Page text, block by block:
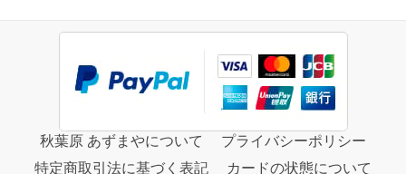
秋葉原 あずまやについて
プライバシーポリシー
特定商取引法に基づく表記
カードの状態について